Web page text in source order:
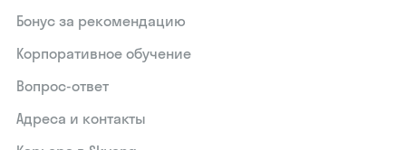
Бонус за рекомендацию
Корпоративное обучение
Вопрос-ответ
Адреса и контакты